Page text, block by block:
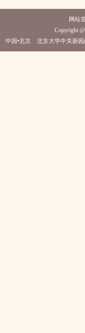
网站
Copyright
中国•北京 北京大学中关新园(